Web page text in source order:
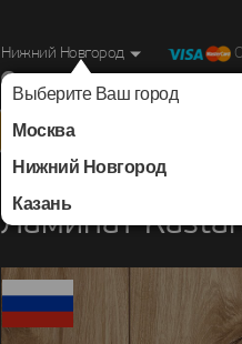
Нижний Новгород
Выберите Ваш город
Москва
Нижний Новгород
Казань
г. Нижний Новгород, Ул.
Ламинат